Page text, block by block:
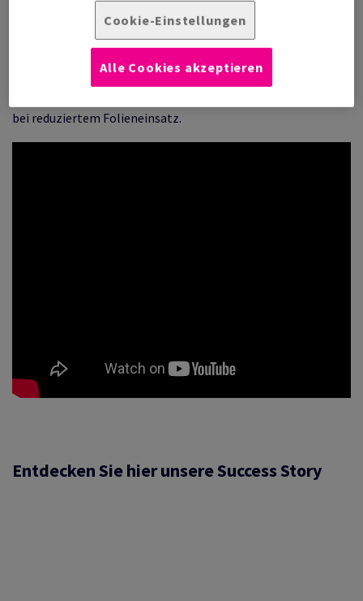
Noch nachhaltiger:
Die befüllten und gekühlten Formen können besonders
ressourcenschonend verpackt werden: Feinschrumpfung
bei reduziertem Folieneinsatz.
Entdecken Sie hier unsere Success Story
Cookie-Einstellungen
Alle Cookies akzeptieren